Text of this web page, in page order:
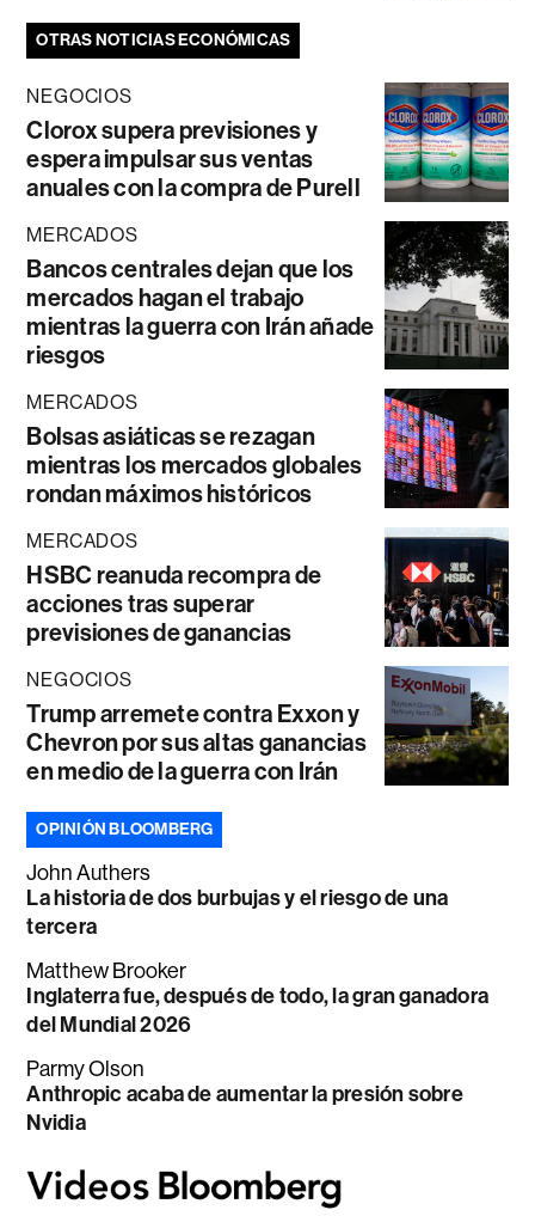
OTRAS NOTICIAS ECONÓMICAS
NEGOCIOS
Clorox supera previsiones y
espera impulsar sus ventas
anuales con la compra de Purell
MERCADOS
Bancos centrales dejan que los
mercados hagan el trabajo
mientras la guerra con Irán añade
riesgos
MERCADOS
Bolsas asiáticas se rezagan
mientras los mercados globales
rondan máximos históricos
MERCADOS
HSBC reanuda recompra de
acciones tras superar
previsiones de ganancias
NEGOCIOS
Trump arremete contra Exxon y
Chevron por sus altas ganancias
en medio de la guerra con Irán
OPINIÓN BLOOMBERG
John Authers
La historia de dos burbujas y el riesgo de una
tercera
Matthew Brooker
Inglaterra fue, después de todo, la gran ganadora
del Mundial 2026
Parmy Olson
Anthropic acaba de aumentar la presión sobre
Nvidia